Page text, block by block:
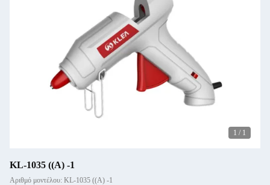
1 / 1
KL-1035 ((Α) -1
Αριθμό μοντέλου: KL-1035 ((Α) -1